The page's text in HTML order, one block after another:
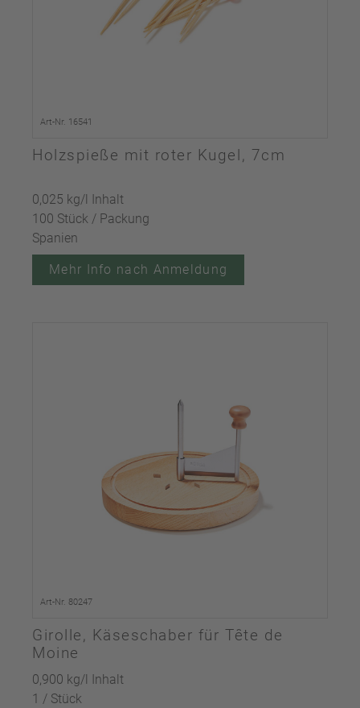
Art-Nr. 16541
Holzspieße mit roter Kugel, 7cm
0,025 kg/l Inhalt
100 Stück / Packung
Spanien
Mehr Info nach Anmeldung
Art-Nr. 80247
Girolle, Käseschaber für Tête de
Moine
0,900 kg/l Inhalt
1 / Stück